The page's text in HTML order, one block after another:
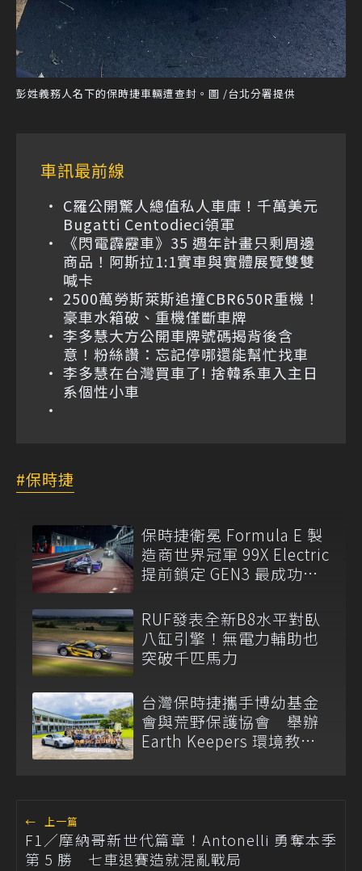
彭姓義務人名下的保時捷車輛遭查封。圖 /台北分署提供
車訊最前線
C羅公開驚人總值私人車庫！千萬美元
Bugatti Centodieci領軍
《閃電霹靂車》35 週年計畫只剩周邊
商品！阿斯拉1:1實車與實體展覽雙雙
喊卡
2500萬勞斯萊斯追撞CBR650R重機！
豪車水箱破、重機僅斷車牌
李多慧大方公開車牌號碼揭背後含
意！粉絲讚：忘記停哪還能幫忙找車
李多慧在台灣買車了! 捨韓系車入主日
系個性小車
保時捷
保時捷衛冕 Formula E 製
造商世界冠軍 99X Electric
提前鎖定 GEN3 最成功賽
RUF發表全新B8水平對臥
八缸引擎！無電力輔助也
突破千匹馬力
台灣保時捷攜手博幼基金
會與荒野保護協會 舉辦
Earth Keepers 環境教育
← 上一篇
F1／摩納哥新世代篇章！Antonelli 勇奪本季
第 5 勝 七車退賽造就混亂戰局